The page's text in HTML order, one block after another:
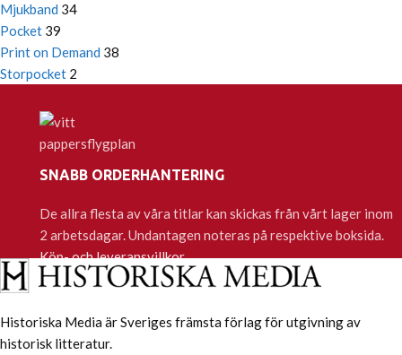
Mjukband 34
Pocket 39
Print on Demand 38
Storpocket 2
SNABB ORDERHANTERING
De allra flesta av våra titlar kan skickas från vårt lager inom
2 arbetsdagar. Undantagen noteras på respektive boksida.
Köp- och leveransvillkor
Historiska Media är Sveriges främsta förlag för utgivning av
historisk litteratur.